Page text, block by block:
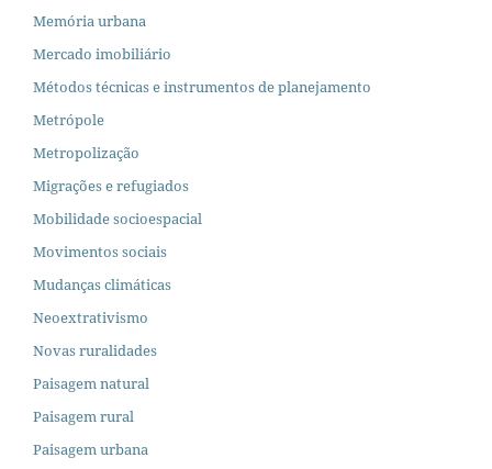
Memória urbana
Mercado imobiliário
Métodos técnicas e instrumentos de planejamento
Metrópole
Metropolização
Migrações e refugiados
Mobilidade socioespacial
Movimentos sociais
Mudanças climáticas
Neoextrativismo
Novas ruralidades
Paisagem natural
Paisagem rural
Paisagem urbana